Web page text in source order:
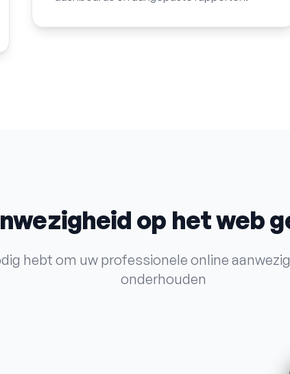
op het web
hebt om uw professionele online
onderhouden